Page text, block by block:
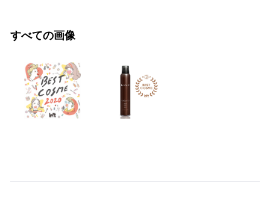
すべての画像